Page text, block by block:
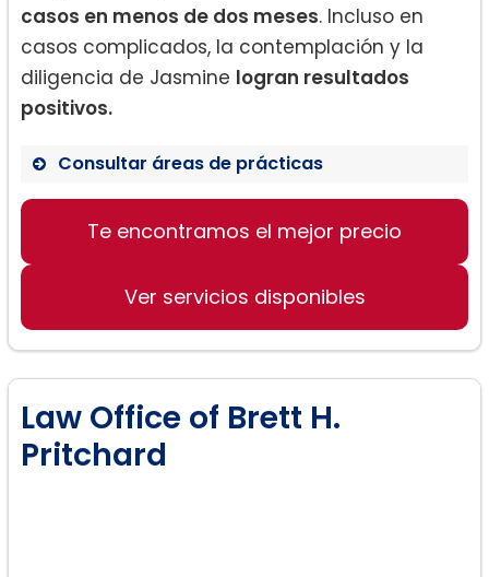
casos en menos de dos meses. Incluso en
casos complicados, la contemplación y la
diligencia de Jasmine logran resultados
positivos.
Consultar áreas de prácticas
Derecho familiar
Inmigración y Visas
Card y ciudadanía
Te encontramos el mejor precio
Ver servicios disponibles
Law Office of Brett H.
Pritchard